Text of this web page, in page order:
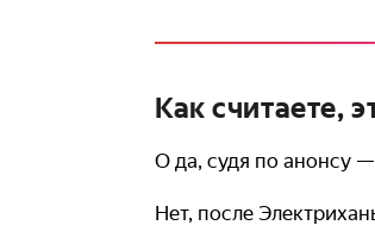
Как считаете,
О да, судя по анонсу
Нет, после